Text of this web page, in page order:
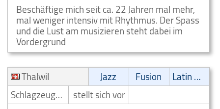
Beschäftige mich seit ca. 22 Jahren mal mehr,
mal weniger intensiv mit Rhythmus. Der Spass
und die Lust am musizieren steht dabei im
Vordergrund
Thalwil
Jazz Fusion
Latin Musik
Schlagzeuger/Drummer
stellt sich vor